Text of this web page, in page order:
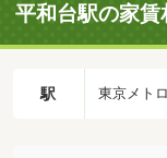
平和台駅の家賃
駅 東京メト